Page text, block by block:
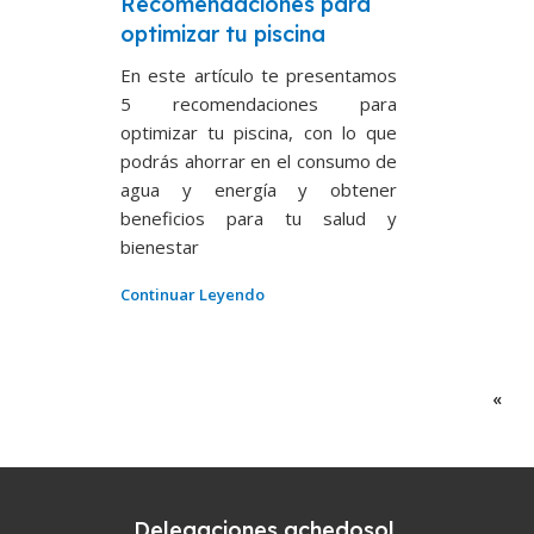
optimizar tu piscina
En este artículo te presentamos
5 recomendaciones para
optimizar tu piscina, con lo que
podrás ahorrar en el consumo de
agua y energía y obtener
beneficios para tu salud y
bienestar
Continuar Leyendo
«